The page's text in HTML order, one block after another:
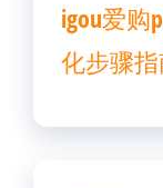
igou爱购
化步骤